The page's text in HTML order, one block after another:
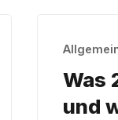
Was
und